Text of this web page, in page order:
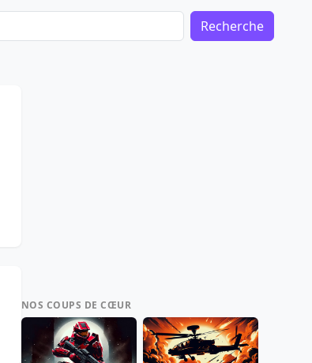
Recherche
NOS COUPS DE CŒUR